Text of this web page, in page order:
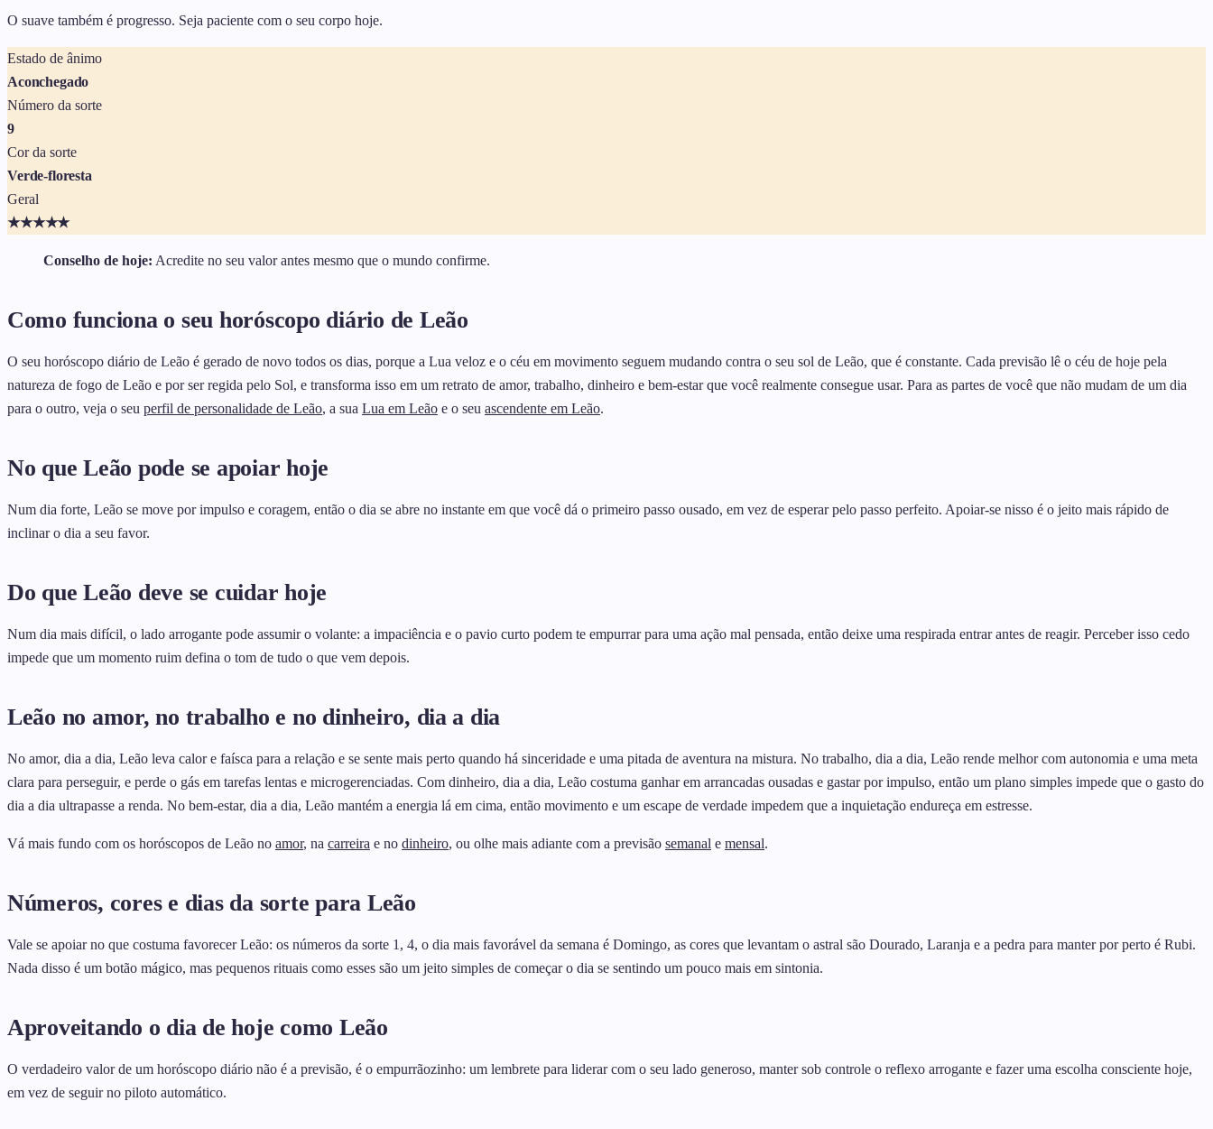
O suave também é progresso. Seja paciente com o seu corpo hoje.
Estado de ânimo
Aconchegado
Número da sorte
9
Cor da sorte
Verde-floresta
Geral
★★★★★
Conselho de hoje: Acredite no seu valor antes mesmo que o mundo confirme.
Como funciona o seu horóscopo diário de Leão
O seu horóscopo diário de Leão é gerado de novo todos os dias, porque a Lua veloz e o céu em movimento seguem mudando contra o seu sol de Leão, que é constante. Cada previsão lê o céu de hoje pela
natureza de fogo de Leão e por ser regida pelo Sol, e transforma isso em um retrato de amor, trabalho, dinheiro e bem-estar que você realmente consegue usar. Para as partes de você que não mudam de um dia
para o outro, veja o seu perfil de personalidade de Leão, a sua Lua em Leão e o seu ascendente em Leão.
No que Leão pode se apoiar hoje
Num dia forte, Leão se move por impulso e coragem, então o dia se abre no instante em que você dá o primeiro passo ousado, em vez de esperar pelo passo perfeito. Apoiar-se nisso é o jeito mais rápido de
inclinar o dia a seu favor.
Do que Leão deve se cuidar hoje
Num dia mais difícil, o lado arrogante pode assumir o volante: a impaciência e o pavio curto podem te empurrar para uma ação mal pensada, então deixe uma respirada entrar antes de reagir. Perceber isso cedo
impede que um momento ruim defina o tom de tudo o que vem depois.
Leão no amor, no trabalho e no dinheiro, dia a dia
No amor, dia a dia, Leão leva calor e faísca para a relação e se sente mais perto quando há sinceridade e uma pitada de aventura na mistura. No trabalho, dia a dia, Leão rende melhor com autonomia e uma meta
clara para perseguir, e perde o gás em tarefas lentas e microgerenciadas. Com dinheiro, dia a dia, Leão costuma ganhar em arrancadas ousadas e gastar por impulso, então um plano simples impede que o gasto do
dia a dia ultrapasse a renda. No bem-estar, dia a dia, Leão mantém a energia lá em cima, então movimento e um escape de verdade impedem que a inquietação endureça em estresse.
Vá mais fundo com os horóscopos de Leão no amor, na carreira e no dinheiro, ou olhe mais adiante com a previsão semanal e mensal.
Números, cores e dias da sorte para Leão
Vale se apoiar no que costuma favorecer Leão: os números da sorte 1, 4, o dia mais favorável da semana é Domingo, as cores que levantam o astral são Dourado, Laranja e a pedra para manter por perto é Rubi.
Nada disso é um botão mágico, mas pequenos rituais como esses são um jeito simples de começar o dia se sentindo um pouco mais em sintonia.
Aproveitando o dia de hoje como Leão
O verdadeiro valor de um horóscopo diário não é a previsão, é o empurrãozinho: um lembrete para liderar com o seu lado generoso, manter sob controle o reflexo arrogante e fazer uma escolha consciente hoje,
em vez de seguir no piloto automático.